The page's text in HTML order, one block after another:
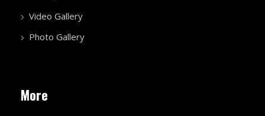
Video Gallery
Photo Gallery
More